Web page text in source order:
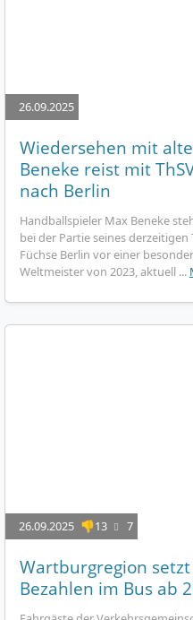
26.09.2025
Wiedersehen mit
Beneke reist mit
nach Berlin
Handballspieler Max Beneke
bei der Partie seines derzeitigen
Füchse Berlin vor einer
Weltmeister von 2023, aktuell ...
26.09.2025 👎13 7
Wartburgregion
Bezahlen im Bus ab